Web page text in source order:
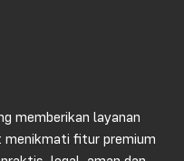
memberikan layanan
menikmati fitur premium